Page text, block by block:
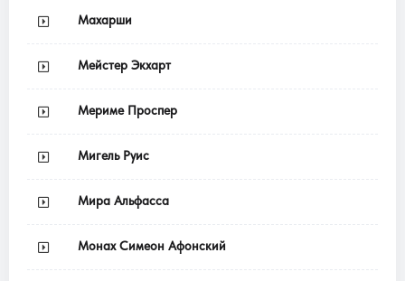
Махарши
Мейстер Экхарт
Мериме Проспер
Мигель Руис
Мира Альфасса
Монах Симеон Афонский